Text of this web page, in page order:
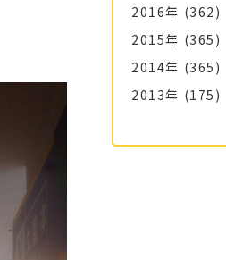
2016年 (362)
2015年 (365)
2014年 (365)
2013年 (175)